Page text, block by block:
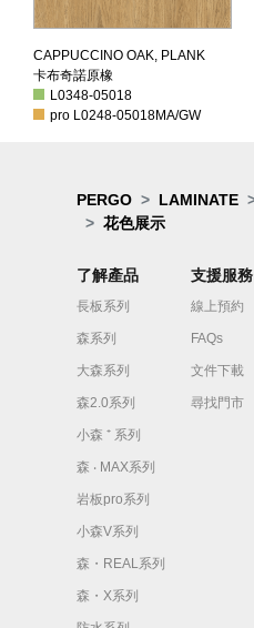
卡布奇諾原橡
L0348-05018
pro L0248-05018
CAPPUCCINO OAK, PLANK
卡布奇諾原橡
L0348-05018
pro L0248-05018MA/GW
PERGO LAMINATE
花色展示
了解產品
長板系列
森系列
大森系列
森2.0系列
小森 ⁺ 系列
森 ‧ MAX系列
岩板pro系列
小森V系列
森・REAL系列
森・X系列
支援服務
線上預約
FAQs
文件下載
尋找門市